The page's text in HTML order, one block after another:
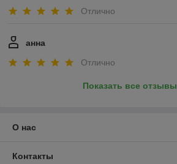
Отлично
анна
Отлично
Показать все отзывы
О нас
Контакты